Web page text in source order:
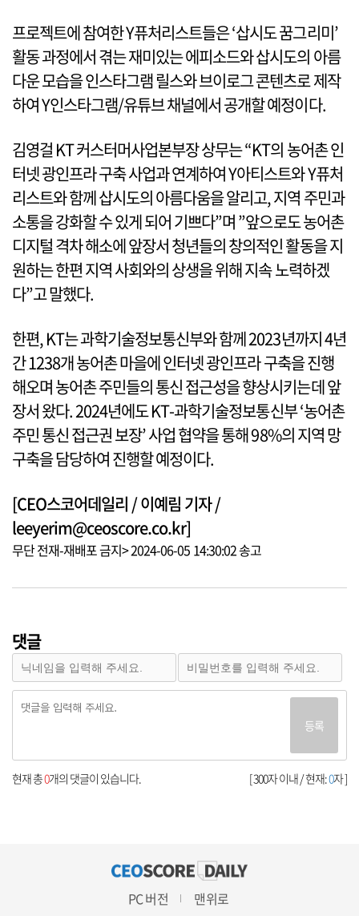
프로젝트에 참여한 Y퓨처리스트들은 ‘삽시도 꿈그리미’
활동 과정에서 겪는 재미있는 에피소드와 삽시도의 아름
다운 모습을 인스타그램 릴스와 브이로그 콘텐츠로 제작
하여 Y인스타그램/유튜브 채널에서 공개할 예정이다.
김영걸 KT 커스터머사업본부장 상무는 “KT의 농어촌 인
터넷 광인프라 구축 사업과 연계하여 Y아티스트와 Y퓨처
리스트와 함께 삽시도의 아름다움을 알리고, 지역 주민과
소통을 강화할 수 있게 되어 기쁘다”며 ”앞으로도 농어촌
디지털 격차 해소에 앞장서 청년들의 창의적인 활동을 지
원하는 한편 지역 사회와의 상생을 위해 지속 노력하겠
다”고 말했다.
한편, KT는 과학기술정보통신부와 함께 2023년까지 4년
간 1238개 농어촌 마을에 인터넷 광인프라 구축을 진행
해오며 농어촌 주민들의 통신 접근성을 향상시키는데 앞
장서 왔다. 2024년에도 KT-과학기술정보통신부 ‘농어촌
주민 통신 접근권 보장’ 사업 협약을 통해 98%의 지역 망
구축을 담당하여 진행할 예정이다.
[CEO스코어데일리 / 이예림 기자 /
leeyerim@ceoscore.co.kr]
무단 전재-재배포 금지> 2024-06-05 14:30:02 송고
댓글
등록
[ 300자 이내 / 현재:0자 ]
현재 총0개의 댓글이 있습니다.
PC 버전 맨위로